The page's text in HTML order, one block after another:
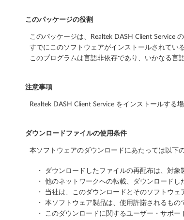
W
n
d
o
s
このパッケージの役割
このパッケージは、Realtek DASH Client Service
すでにこのソフトウェアがインストールされてい
このプログラムは言語非依存であり、いかなる言
注意事項
Realtek DASH Client Service をインストールする
ダウンロードファイルの使用条件
本ソフトウェアのダウンロードにあたっては以下
・ ダウンロードしたファイルの再配布は、対
・ 他のネットワークへの転載、ダウンロード
・ 当社は、このダウンロードとそのソフトウ
・ 本ソフトウェア製品は、使用許諾されるも
・ このダウンロードに関するユーザー・サポー